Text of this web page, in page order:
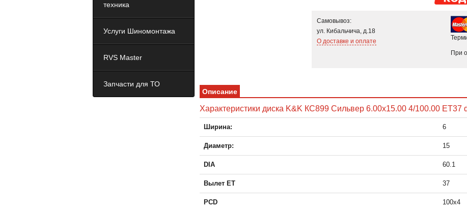
техника
Услуги Шиномонтажа
RVS Master
Запчасти для ТО
Самовывоз:
ул. Кибальчича, д.18
О доставке и оплате
При
Описание
Характеристики диска K&K КС899 Сильвер 6.00x15.00 4/100.00 ET37
Ширина: 6
Диаметр: 15
DIA 60.1
Вылет ET 37
PCD 100x4